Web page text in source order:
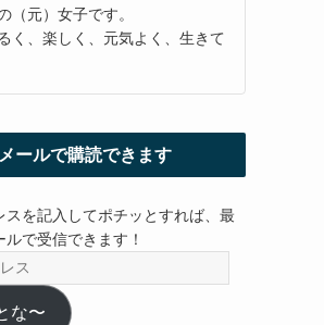
（元）女子です。
く、楽しく、元気よく、生きて
ールで購読できます
スを記入してポチッとすれば、最
で受信できます！
な〜